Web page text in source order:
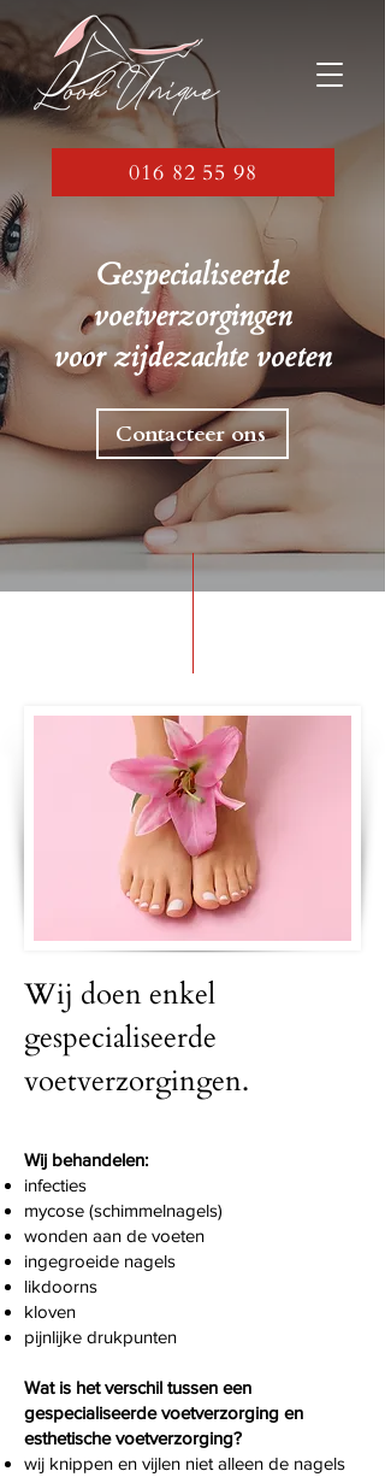
016 82 55 98
Gespecialiseerde
voetverzorgingen
voor zijdezachte voeten
Contacteer ons
Wij doen enkel
gespecialiseerde
voetverzorgingen.
Wij behandelen:
infecties
mycose (schimmelnagels)
wonden aan de voeten
ingegroeide nagels
likdoorns
kloven
pijnlijke drukpunten
Wat is het verschil tussen een
gespecialiseerde voetverzorging en
esthetische voetverzorging?
wij knippen en vijlen niet alleen de nagels